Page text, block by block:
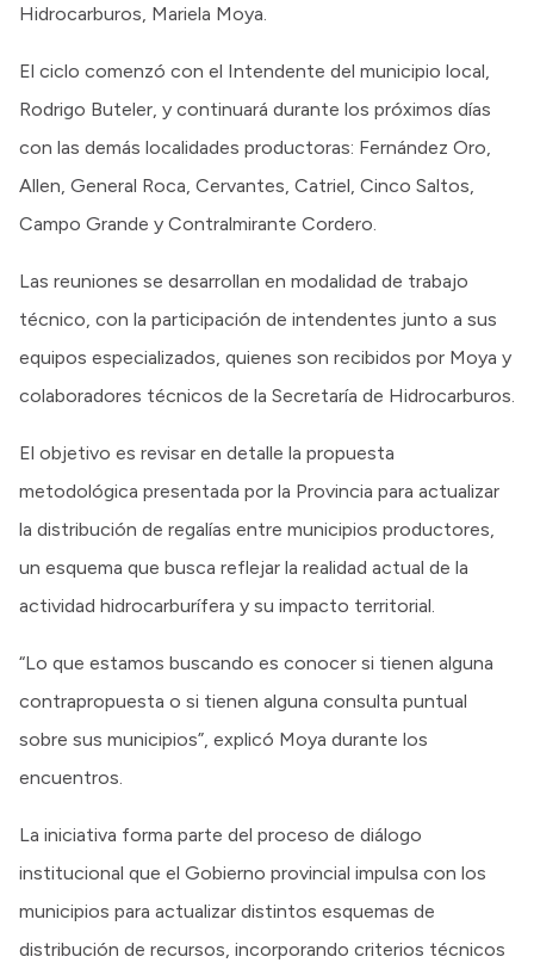
Hidrocarburos, Mariela Moya.
El ciclo comenzó con el Intendente del municipio local,
Rodrigo Buteler, y continuará durante los próximos días
con las demás localidades productoras: Fernández Oro,
Allen, General Roca, Cervantes, Catriel, Cinco Saltos,
Campo Grande y Contralmirante Cordero.
Las reuniones se desarrollan en modalidad de trabajo
técnico, con la participación de intendentes junto a sus
equipos especializados, quienes son recibidos por Moya y
colaboradores técnicos de la Secretaría de Hidrocarburos.
El objetivo es revisar en detalle la propuesta
metodológica presentada por la Provincia para actualizar
la distribución de regalías entre municipios productores,
un esquema que busca reflejar la realidad actual de la
actividad hidrocarburífera y su impacto territorial.
“Lo que estamos buscando es conocer si tienen alguna
contrapropuesta o si tienen alguna consulta puntual
sobre sus municipios”, explicó Moya durante los
encuentros.
La iniciativa forma parte del proceso de diálogo
institucional que el Gobierno provincial impulsa con los
municipios para actualizar distintos esquemas de
distribución de recursos, incorporando criterios técnicos